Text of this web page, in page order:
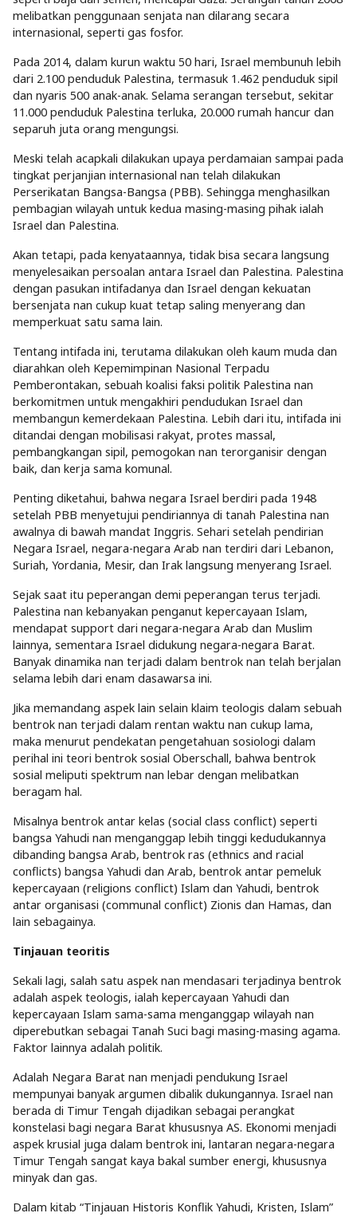
melibatkan penggunaan senjata nan dilarang secara
internasional, seperti gas fosfor.
Pada 2014, dalam kurun waktu 50 hari, Israel membunuh lebih
dari 2.100 penduduk Palestina, termasuk 1.462 penduduk sipil
dan nyaris 500 anak-anak. Selama serangan tersebut, sekitar
11.000 penduduk Palestina terluka, 20.000 rumah hancur dan
separuh juta orang mengungsi.
Meski telah acapkali dilakukan upaya perdamaian sampai pada
tingkat perjanjian internasional nan telah dilakukan
Perserikatan Bangsa-Bangsa (PBB). Sehingga menghasilkan
pembagian wilayah untuk kedua masing-masing pihak ialah
Israel dan Palestina.
Akan tetapi, pada kenyataannya, tidak bisa secara langsung
menyelesaikan persoalan antara Israel dan Palestina. Palestina
dengan pasukan intifadanya dan Israel dengan kekuatan
bersenjata nan cukup kuat tetap saling menyerang dan
memperkuat satu sama lain.
Tentang intifada ini, terutama dilakukan oleh kaum muda dan
diarahkan oleh Kepemimpinan Nasional Terpadu
Pemberontakan, sebuah koalisi faksi politik Palestina nan
berkomitmen untuk mengakhiri pendudukan Israel dan
membangun kemerdekaan Palestina. Lebih dari itu, intifada ini
ditandai dengan mobilisasi rakyat, protes massal,
pembangkangan sipil, pemogokan nan terorganisir dengan
baik, dan kerja sama komunal.
Penting diketahui, bahwa negara Israel berdiri pada 1948
setelah PBB menyetujui pendiriannya di tanah Palestina nan
awalnya di bawah mandat Inggris. Sehari setelah pendirian
Negara Israel, negara-negara Arab nan terdiri dari Lebanon,
Suriah, Yordania, Mesir, dan Irak langsung menyerang Israel.
Sejak saat itu peperangan demi peperangan terus terjadi.
Palestina nan kebanyakan penganut kepercayaan Islam,
mendapat support dari negara-negara Arab dan Muslim
lainnya, sementara Israel didukung negara-negara Barat.
Banyak dinamika nan terjadi dalam bentrok nan telah berjalan
selama lebih dari enam dasawarsa ini.
Jika memandang aspek lain selain klaim teologis dalam sebuah
bentrok nan terjadi dalam rentan waktu nan cukup lama,
maka menurut pendekatan pengetahuan sosiologi dalam
perihal ini teori bentrok sosial Oberschall, bahwa bentrok
sosial meliputi spektrum nan lebar dengan melibatkan
beragam hal.
Misalnya bentrok antar kelas (social class conflict) seperti
bangsa Yahudi nan menganggap lebih tinggi kedudukannya
dibanding bangsa Arab, bentrok ras (ethnics and racial
conflicts) bangsa Yahudi dan Arab, bentrok antar pemeluk
kepercayaan (religions conflict) Islam dan Yahudi, bentrok
antar organisasi (communal conflict) Zionis dan Hamas, dan
lain sebagainya.
Tinjauan teoritis
Sekali lagi, salah satu aspek nan mendasari terjadinya bentrok
adalah aspek teologis, ialah kepercayaan Yahudi dan
kepercayaan Islam sama-sama menganggap wilayah nan
diperebutkan sebagai Tanah Suci bagi masing-masing agama.
Faktor lainnya adalah politik.
Adalah Negara Barat nan menjadi pendukung Israel
mempunyai banyak argumen dibalik dukungannya. Israel nan
berada di Timur Tengah dijadikan sebagai perangkat
konstelasi bagi negara Barat khususnya AS. Ekonomi menjadi
aspek krusial juga dalam bentrok ini, lantaran negara-negara
Timur Tengah sangat kaya bakal sumber energi, khususnya
minyak dan gas.
Dalam kitab “Tinjauan Historis Konflik Yahudi, Kristen, Islam”